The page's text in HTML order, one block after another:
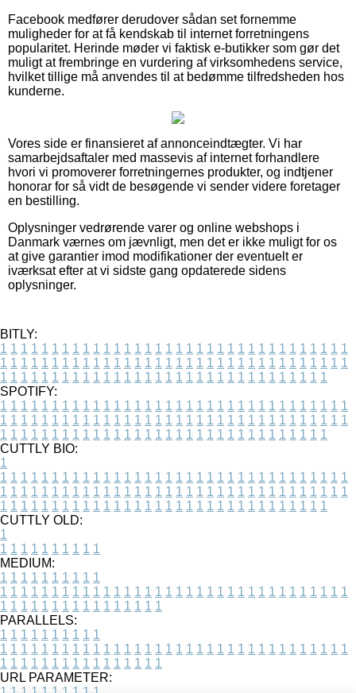
Facebook medfører derudover sådan set fornemme
muligheder for at få kendskab til internet forretningens
popularitet. Herinde møder vi faktisk e-butikker som gør det
muligt at frembringe en vurdering af virksomhedens service,
hvilket tillige må anvendes til at bedømme tilfredsheden hos
kunderne.
Vores side er finansieret af annonceindtægter. Vi har
samarbejdsaftaler med massevis af internet forhandlere
hvori vi promoverer forretningernes produkter, og indtjener
honorar for så vidt de besøgende vi sender videre foretager
en bestilling.
Oplysninger vedrørende varer og online webshops i
Danmark værnes om jævnligt, men det er ikke muligt for os
at give garantier imod modifikationer der eventuelt er
iværksat efter at vi sidste gang opdaterede sidens
oplysninger.
BITLY:
1 1 1 1 1 1 1 1 1 1 1 1 1 1 1 1 1 1 1 1 1 1 1 1 1 1 1 1 1 1 1 1 1 1
1 1 1 1 1 1 1 1 1 1 1 1 1 1 1 1 1 1 1 1 1 1 1 1 1 1 1 1 1 1 1 1 1 1
1 1 1 1 1 1 1 1 1 1 1 1 1 1 1 1 1 1 1 1 1 1 1 1 1 1 1 1 1 1 1 1
SPOTIFY:
1 1 1 1 1 1 1 1 1 1 1 1 1 1 1 1 1 1 1 1 1 1 1 1 1 1 1 1 1 1 1 1 1 1
1 1 1 1 1 1 1 1 1 1 1 1 1 1 1 1 1 1 1 1 1 1 1 1 1 1 1 1 1 1 1 1 1 1
1 1 1 1 1 1 1 1 1 1 1 1 1 1 1 1 1 1 1 1 1 1 1 1 1 1 1 1 1 1 1 1
CUTTLY BIO:
1
1 1 1 1 1 1 1 1 1 1 1 1 1 1 1 1 1 1 1 1 1 1 1 1 1 1 1 1 1 1 1 1 1 1
1 1 1 1 1 1 1 1 1 1 1 1 1 1 1 1 1 1 1 1 1 1 1 1 1 1 1 1 1 1 1 1 1 1
1 1 1 1 1 1 1 1 1 1 1 1 1 1 1 1 1 1 1 1 1 1 1 1 1 1 1 1 1 1 1 1
CUTTLY OLD:
1
1 1 1 1 1 1 1 1 1 1
MEDIUM:
1 1 1 1 1 1 1 1 1 1
1 1 1 1 1 1 1 1 1 1 1 1 1 1 1 1 1 1 1 1 1 1 1 1 1 1 1 1 1 1 1 1 1 1
1 1 1 1 1 1 1 1 1 1 1 1 1 1 1 1
PARALLELS:
1 1 1 1 1 1 1 1 1 1
1 1 1 1 1 1 1 1 1 1 1 1 1 1 1 1 1 1 1 1 1 1 1 1 1 1 1 1 1 1 1 1 1 1
1 1 1 1 1 1 1 1 1 1 1 1 1 1 1 1
URL PARAMETER: